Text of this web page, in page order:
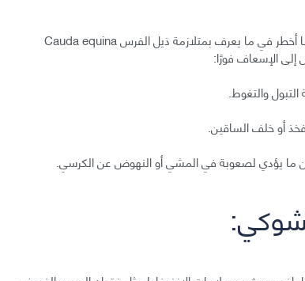
يمكن أن يسبّب انضغاط الأعصاب في المنطقة القطنية أعراضًا أخطر في ما يعرف بمتلازمة ذيل الفرس Cauda equina
والتغوط.
أو خلف الساقين.
ما يؤدي لصعوبة في المشي أو النهوض عن الكرسي.